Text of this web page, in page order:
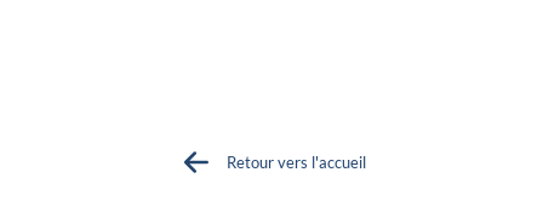
Retour vers l'accueil